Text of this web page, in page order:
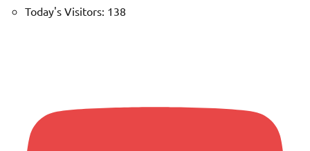
Today's Visitors: 138